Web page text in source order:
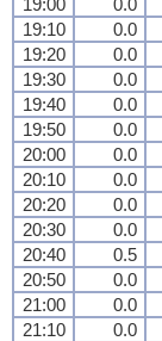
19:10
0.0
19:20
0.0
19:30
0.0
19:40
0.0
19:50
0.0
20:00
0.0
20:10
0.0
20:20
0.0
20:30
0.0
20:40
0.5
20:50
0.0
21:00
0.0
21:10
0.0